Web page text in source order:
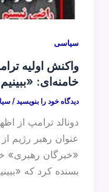
سیاسی
واکنش اولیه
خامنه‌ای:
دیدگاه‌ خود را بنویسید /
دونالد ترامپ از
عنوان رهبر رژیم
«خبرگان رهبری»
بسنده کرد که